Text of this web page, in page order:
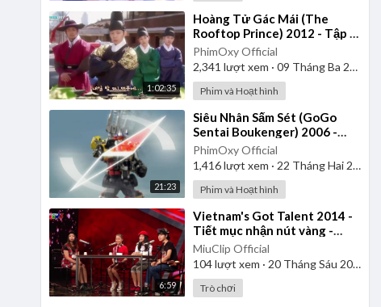
1:02:35
⁣Hoàng Tử Gác Mái (The
Rooftop Prince) 2012 - Tập 1
| Lồng Tiếng
PhimOxy Official
2,341 lượt xem · 09 Tháng Ba 2025
Phim và Hoạt hình
21:23
⁣Siêu Nhân Sấm Sét (GoGo
Sentai Boukenger) 2006 -
Tập 2 | Thuyết Minh
PhimOxy Official
1,416lượt xem · 22 Tháng Hai 2025
Phim và Hoạt hình
6:59
⁣Vietnam's Got Talent 2014 -
Tiết mục nhận nút vàng -
Nhóm 4 chị em
MiuClip Official
104lượt xem · 20 Tháng Sáu 2025
Trò chơi